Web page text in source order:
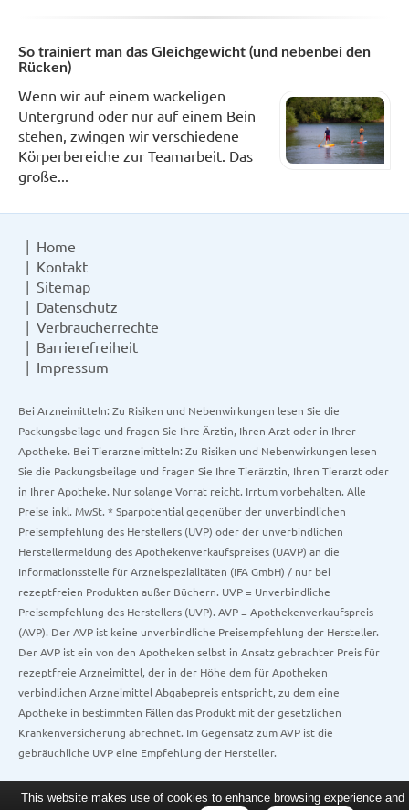
So trainiert man das Gleichgewicht (und nebenbei den
Rücken)
Wenn wir auf einem wackeligen
Untergrund oder nur auf einem Bein
stehen, zwingen wir verschiedene
Körperbereiche zur Teamarbeit. Das
große...
Home
Kontakt
Sitemap
Datenschutz
Verbraucherrechte
Barrierefreiheit
Impressum
Bei Arzneimitteln: Zu Risiken und Nebenwirkungen lesen Sie die
Packungsbeilage und fragen Sie Ihre Ärztin, Ihren Arzt oder in Ihrer
Apotheke. Bei Tierarzneimitteln: Zu Risiken und Nebenwirkungen lesen
Sie die Packungsbeilage und fragen Sie Ihre Tierärztin, Ihren Tierarzt oder
in Ihrer Apotheke. Nur solange Vorrat reicht. Irrtum vorbehalten. Alle
Preise inkl. MwSt. * Sparpotential gegenüber der unverbindlichen
Preisempfehlung des Herstellers (UVP) oder der unverbindlichen
Herstellermeldung des Apothekenverkaufspreises (UAVP) an die
Informationsstelle für Arzneispezialitäten (IFA GmbH) / nur bei
rezeptfreien Produkten außer Büchern. UVP = Unverbindliche
Preisempfehlung des Herstellers (UVP). AVP = Apothekenverkaufspreis
(AVP). Der AVP ist keine unverbindliche Preisempfehlung der Hersteller.
Der AVP ist ein von den Apotheken selbst in Ansatz gebrachter Preis für
rezeptfreie Arzneimittel, der in der Höhe dem für Apotheken
verbindlichen Arzneimittel Abgabepreis entspricht, zu dem eine
Apotheke in bestimmten Fällen das Produkt mit der gesetzlichen
Krankenversicherung abrechnet. Im Gegensatz zum AVP ist die
gebräuchliche UVP eine Empfehlung der Hersteller.
This website makes use of cookies to enhance browsing experience and